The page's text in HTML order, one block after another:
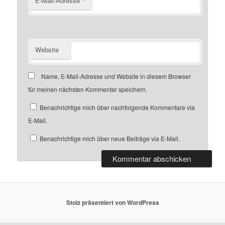
Website
Name, E-Mail-Adresse und Website in diesem Browser
für meinen nächsten Kommentar speichern.
Benachrichtige mich über nachfolgende Kommentare via
E-Mail.
Benachrichtige mich über neue Beiträge via E-Mail.
Stolz präsentiert von WordPress